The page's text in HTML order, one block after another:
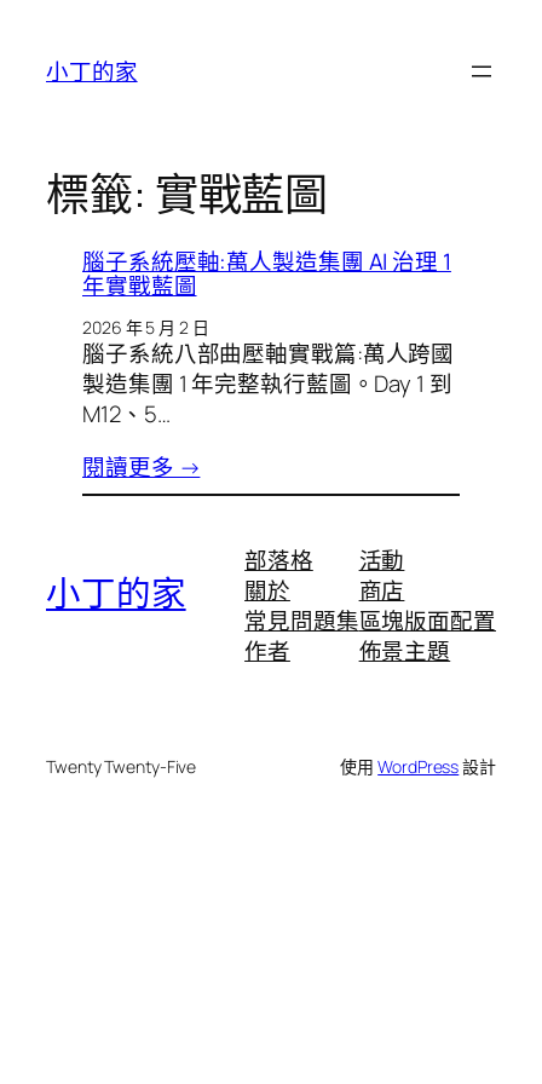
小丁的家
標籤: 實戰藍圖
腦子系統壓軸:萬人製造集團 AI 治理 1
年實戰藍圖
2026 年 5 月 2 日
腦子系統八部曲壓軸實戰篇:萬人跨國
製造集團 1 年完整執行藍圖。Day 1 到
M12、5…
閱讀更多 →
小丁的家
部落格
關於
常見問題集
作者
活動
商店
區塊版面配置
佈景主題
Twenty Twenty-Five 使用WordPress設計